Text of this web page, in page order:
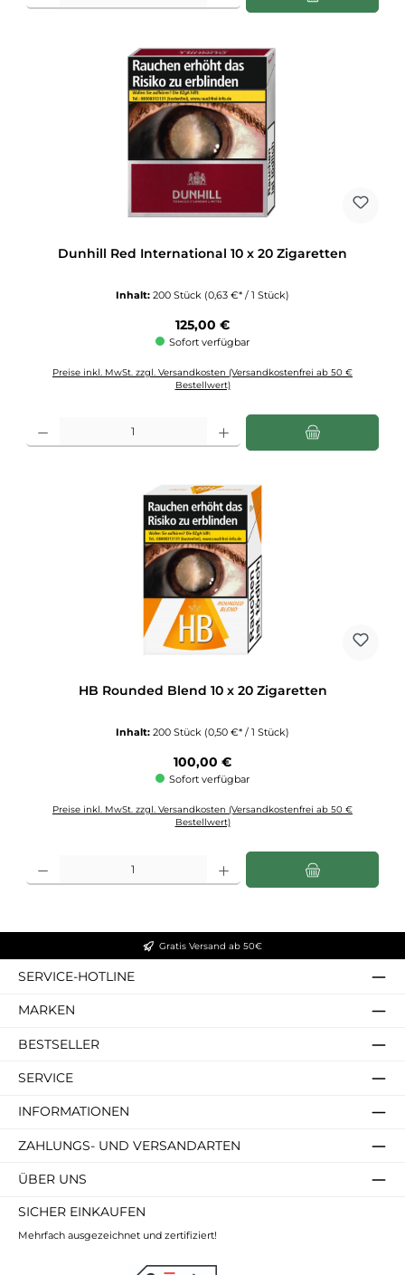
Dunhill Red International 10 x 20 Zigaretten
Inhalt: 200 Stück (0,63 €* / 1 Stück)
Regulärer Preis:
125,00 €
Sofort verfügbar
Preise inkl. MwSt. zzgl. Versandkosten (Versandkostenfrei ab 50 €
Bestellwert)
HB Rounded Blend 10 x 20 Zigaretten
Inhalt: 200 Stück (0,50 €* / 1 Stück)
Regulärer Preis:
100,00 €
Sofort verfügbar
Preise inkl. MwSt. zzgl. Versandkosten (Versandkostenfrei ab 50 €
Bestellwert)
Gratis Versand ab 50€
SERVICE-HOTLINE
MARKEN
BESTSELLER
SERVICE
INFORMATIONEN
ZAHLUNGS- UND VERSANDARTEN
ÜBER UNS
SICHER EINKAUFEN
Mehrfach ausgezeichnet und zertifiziert!